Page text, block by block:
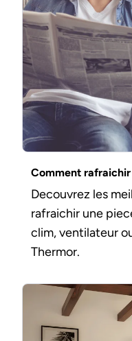
Comment
Decouvrez les
rafraichir une
clim, ventilateur
Thermor.